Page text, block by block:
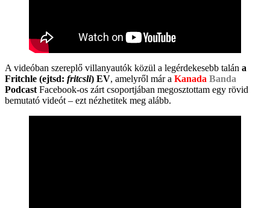
A videóban szereplő villanyautók közül a legérdekesebb talán a
Fritchle (ejtsd: fritcsli) EV, amelyről már a Kanada Banda
Podcast Facebook-os zárt csoportjában megosztottam egy rövid
bemutató videót – ezt nézhetitek meg alább.